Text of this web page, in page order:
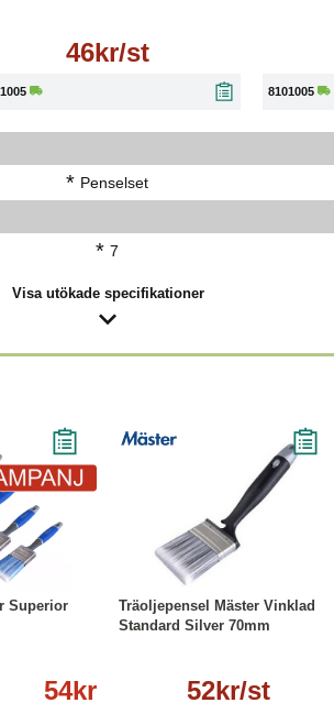
46kr/st
8101005
* Penselset
* 7
Visa utökade specifikationer
Superior
54kr
mer
Träoljepensel Mäster Vinklad
Standard Silver 70mm
52kr/st
Läs mer